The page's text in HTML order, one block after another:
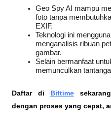
Geo Spy AI mampu
foto tanpa
EXIF.
Teknologi ini
menganalisis ribuan
gambar.
Selain bermanfaat
memunculkan
Daftar di Bittime
dengan proses yang cepat,